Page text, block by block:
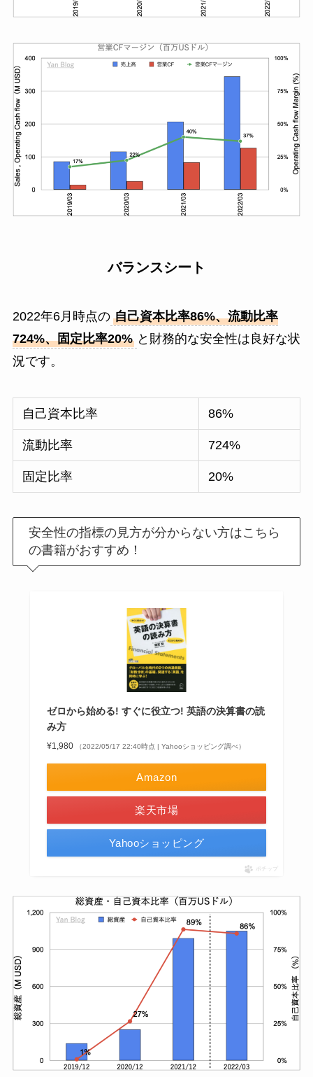
バランスシート
2022年6月時点の 自己資本比率86%、流動比率
724%、固定比率20% と財務的な安全性は良好な状
況です。
自己資本比率 86%
流動比率 724%
固定比率 20%
安全性の指標の見方が分からない方はこちら
の書籍がおすすめ！
ゼロから始める! すぐに役立つ! 英語の決算書の読
み方
¥1,980 （2022/05/17 22:40時点 | Yahooショッピング調べ）
Amazon
楽天市場
Yahooショッピング
ポチップ